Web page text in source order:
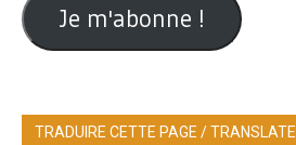
Je m'abonne !
TRADUIRE CETTE PAGE / TRANSLATE